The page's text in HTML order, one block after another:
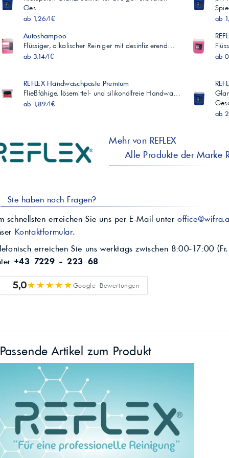
Ges…
ab 1,26/l€ ab
Autoshampoo
Flüssiger, alkalischer Reiniger mit desinfizierend…
ab 3,14/l€ ab
REFLEX Handwaschpaste Premium
Fließfähige, lösemittel- und silikonölfreie Handwa…
ab 1,89/l€
ab
Mehr von REFLEX
Alle Produkte der Marke
Sie haben noch Fragen?
schnellsten erreichen Sie uns per E-Mail unter
Kontaktformular.
erreichen Sie uns werktags zwischen 8:00-17:00
+43 7229 - 223 68
5,0★★★★★Google Bewertungen
Passende Artikel zum Produkt